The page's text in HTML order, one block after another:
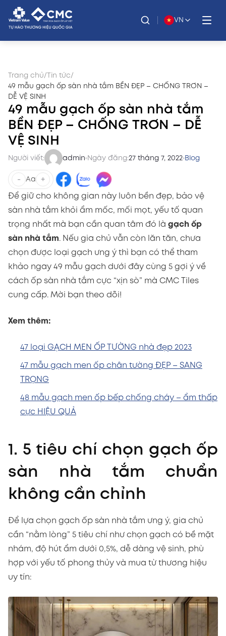
VN
Trang chủ/ Tin tức/
49 mẫu gạch ốp sàn nhà tắm BỀN ĐẸP – CHỐNG TRƠN –
DỄ VỆ SINH
49 mẫu gạch ốp sàn nhà tắm
BỀN ĐẸP – CHỐNG TRƠN – DỄ
VỆ SINH
Người viết: admin Ngày đăng:27 tháng 7, 2022 Blog
- Aa +
Để giữ cho không gian này luôn bền đẹp, bảo vệ
sàn nhà tắm khỏi ẩm mốc, mối mọt, yếu tố quan
trọng nhất mà bạn cần quan tâm đó là gạch ốp
sàn nhà tắm. Nếu gia chủ vẫn còn lăn tăn, chưa
chọn được loại gạch ưng ý thì bạn có thể tham
khảo ngay 49 mẫu gạch dưới đây cùng 5 gợi ý về
cách ốp sàn nhà tắm cực “xịn sò” mà CMC Tiles
cung cấp. Mời bạn theo dõi!
Xem thêm:
47 loại GẠCH MEN ỐP TƯỜNG nhà đẹp 2023
47 mẫu gạch men ốp chân tường ĐẸP – SANG
TRỌNG
48 mẫu gạch men ốp bếp chống cháy – ẩm thấp
cực HIỆU QUẢ
1. 5 tiêu chí chọn gạch ốp
sàn nhà tắm chuẩn
không cần chỉnh
Để lựa chọn gạch ốp sàn nhà tắm ưng ý, gia chủ
cần “nằm lòng” 5 tiêu chí như chọn gạch có bề mặt
nhám, độ hút ẩm dưới 0,5%, dễ dàng vệ sinh, phù
hợp với yếu tố phong thủy và mua từ thương hiệu
uy tín: